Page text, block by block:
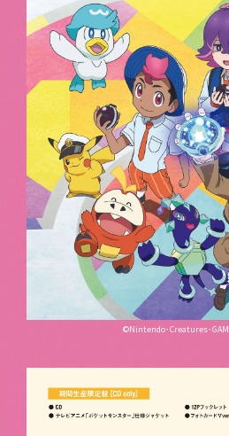
©Nintendo･Creatures･